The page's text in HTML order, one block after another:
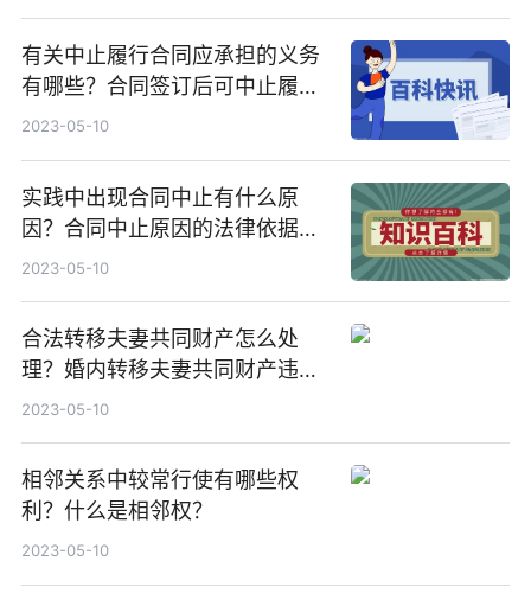
有关中止履行合同应承担的义务
有哪些？合同签订后可中止履行
吗？
2023-05-10
实践中出现合同中止有什么原
因？合同中止原因的法律依据有
哪些？
2023-05-10
合法转移夫妻共同财产怎么处
理？婚内转移夫妻共同财产违法
吗？
2023-05-10
相邻关系中较常行使有哪些权
利？什么是相邻权？
2023-05-10